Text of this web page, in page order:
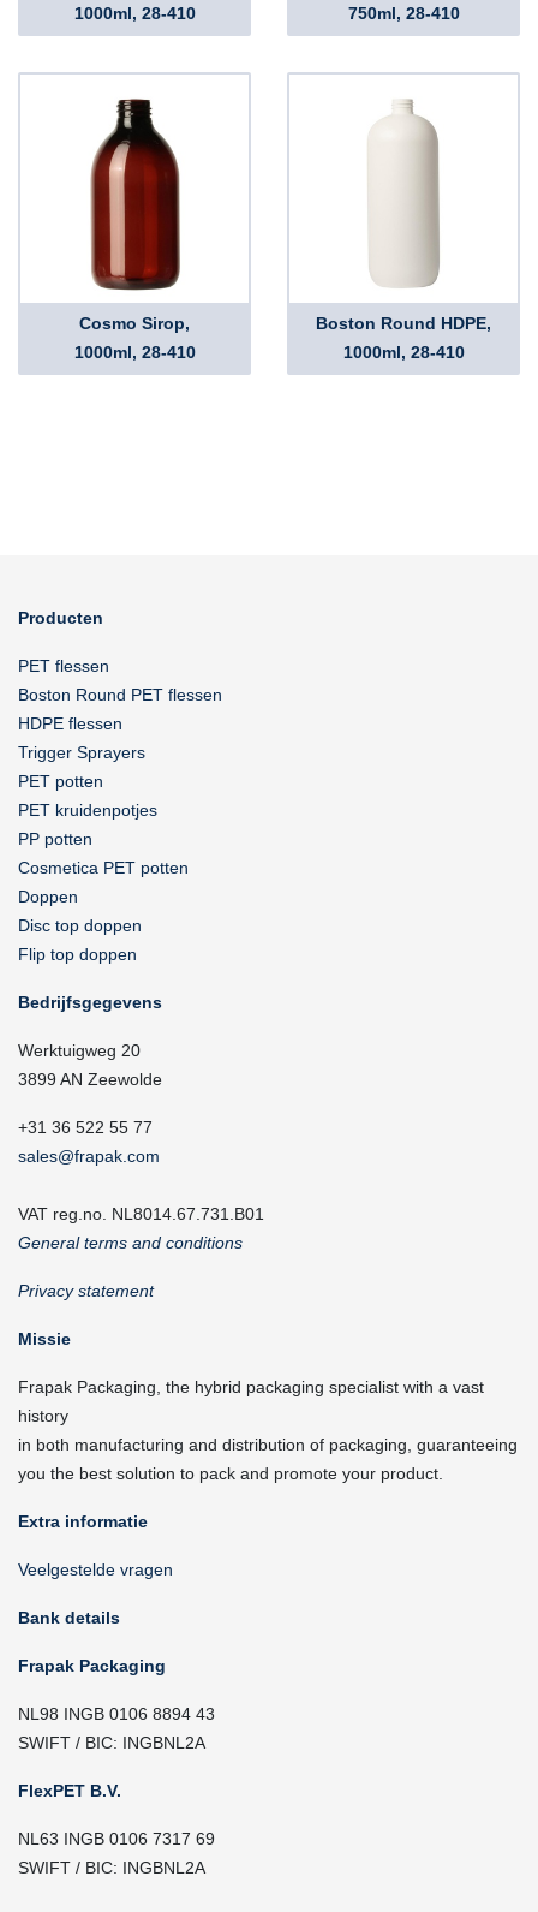
1000ml, 28-410
750ml, 28-410
Cosmo Sirop,
1000ml, 28-410
Boston Round HDPE,
1000ml, 28-410
Producten
PET flessen
Boston Round PET flessen
HDPE flessen
Trigger Sprayers
PET potten
PET kruidenpotjes
PP potten
Cosmetica PET potten
Doppen
Disc top doppen
Flip top doppen
Bedrijfsgegevens
Werktuigweg 20
3899 AN Zeewolde
+31 36 522 55 77
sales@frapak.com
VAT reg.no. NL8014.67.731.B01
General terms and conditions
Privacy statement
Missie
Frapak Packaging, the hybrid packaging specialist with a vast
history
in both manufacturing and distribution of packaging, guaranteeing
you the best solution to pack and promote your product.
Extra informatie
Veelgestelde vragen
Bank details
Frapak Packaging
NL98 INGB 0106 8894 43
SWIFT / BIC: INGBNL2A
FlexPET B.V.
NL63 INGB 0106 7317 69
SWIFT / BIC: INGBNL2A